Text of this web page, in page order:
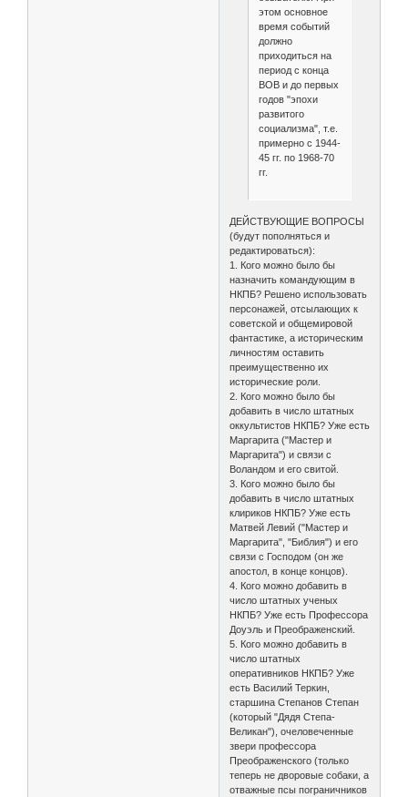
этом основное
время событий
должно
приходиться на
период с конца
ВОВ и до первых
годов "эпохи
развитого
социализма", т.е.
примерно с 1944-
45 гг. по 1968-70
гг.
ДЕЙСТВУЮЩИЕ ВОПРОСЫ
(будут пополняться и
редактироваться):
1. Кого можно было бы
назначить командующим в
НКПБ? Решено использовать
персонажей, отсылающих к
советской и общемировой
фантастике, а историческим
личностям оставить
преимущественно их
исторические роли.
2. Кого можно было бы
добавить в число штатных
оккультистов НКПБ? Уже есть
Маргарита ("Мастер и
Маргарита") и связи с
Воландом и его свитой.
3. Кого можно было бы
добавить в число штатных
клириков НКПБ? Уже есть
Матвей Левий ("Мастер и
Маргарита", "Библия") и его
связи с Господом (он же
апостол, в конце концов).
4. Кого можно добавить в
число штатных ученых
НКПБ? Уже есть Профессора
Доуэль и Преображенский.
5. Кого можно добавить в
число штатных
оперативников НКПБ? Уже
есть Василий Теркин,
старшина Степанов Степан
(который "Дядя Степа-
Великан"), очеловеченные
звери профессора
Преображенского (только
теперь не дворовые собаки, а
отважные псы пограничников